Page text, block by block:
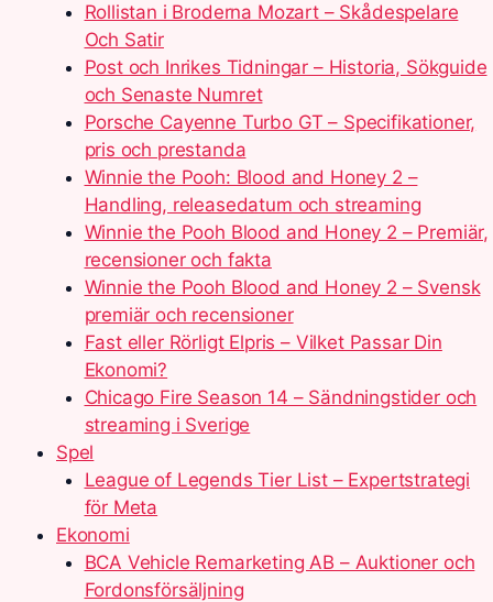
Rollistan i Broderna Mozart – Skådespelare
Och Satir
Post och Inrikes Tidningar – Historia, Sökguide
och Senaste Numret
Porsche Cayenne Turbo GT – Specifikationer,
pris och prestanda
Winnie the Pooh: Blood and Honey 2 –
Handling, releasedatum och streaming
Winnie the Pooh Blood and Honey 2 – Premiär,
recensioner och fakta
Winnie the Pooh Blood and Honey 2 – Svensk
premiär och recensioner
Fast eller Rörligt Elpris – Vilket Passar Din
Ekonomi?
Chicago Fire Season 14 – Sändningstider och
streaming i Sverige
Spel
League of Legends Tier List – Expertstrategi
för Meta
Ekonomi
BCA Vehicle Remarketing AB – Auktioner och
Fordonsförsäljning